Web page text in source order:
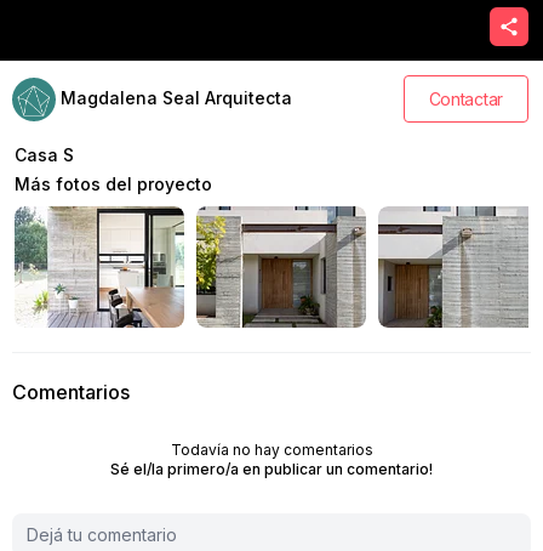
Magdalena Seal Arquitecta Contactar
Casa S
Más fotos del proyecto
Comentarios
Todavía no hay comentarios
Sé el/la primero/a en publicar un comentario!